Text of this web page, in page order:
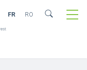
FR RO